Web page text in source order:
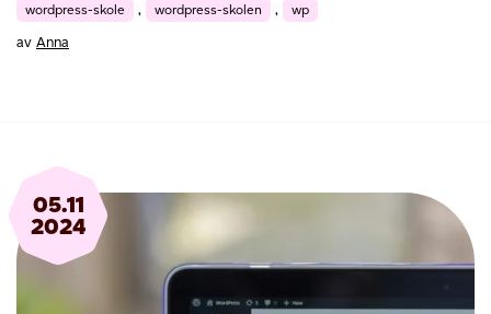
wordpress-skole
, wordpress-skolen , wp
av Anna
05.11
2024